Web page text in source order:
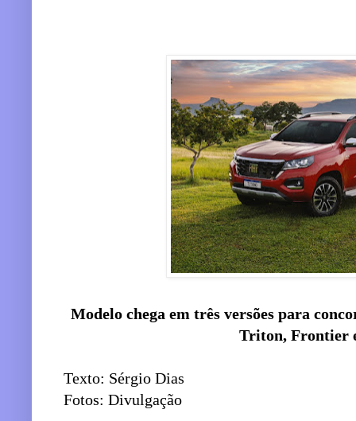
Modelo chega em três versões para
Triton, Frontier
Texto: Sérgio Dias
Fotos: Divulgação